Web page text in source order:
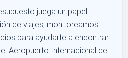
juega un papel
de viajes, monitoreamos
para ayudarte a encontrar
Aeropuerto Internacional de